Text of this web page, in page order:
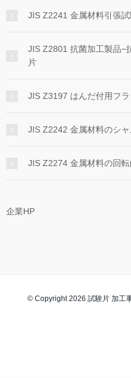
JIS Z2241 金属材料引張
JIS Z2801 抗菌加工製品−
片
JIS Z3197 はんだ付用フ
JIS Z2242 金属材料のシ
JIS Z2274 金属材料の回
企業HP
© Copyright 2026 試験片 加工